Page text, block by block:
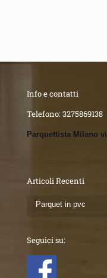
Info e contatti
Telefono:3275869138
Parquettista Milano
Articoli Recenti
Parquet in pvc
Seguici su: